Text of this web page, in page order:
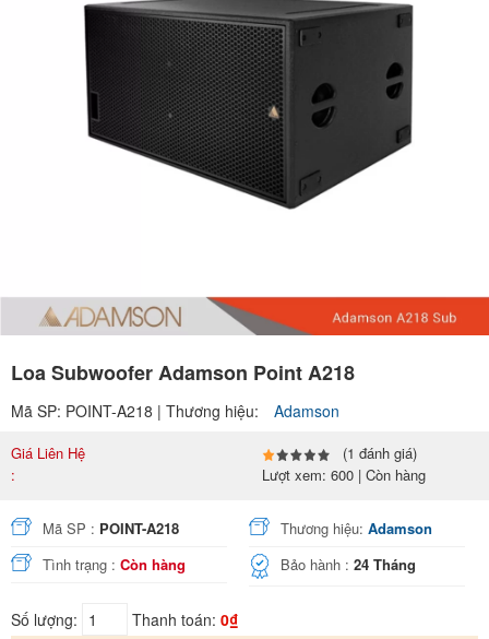
Loa Subwoofer Adamson Point A218
Mã SP: POINT-A218 | Thương hiệu: Adamson
Giá Liên Hệ
:
(1 đánh giá)
Lượt xem: 600 | Còn hàng
Mã SP : POINT-A218 Thương hiệu:Adamson
Tình trạng : Còn hàng Bảo hành :24 Tháng
Số lượng: Thanh toán: 0₫